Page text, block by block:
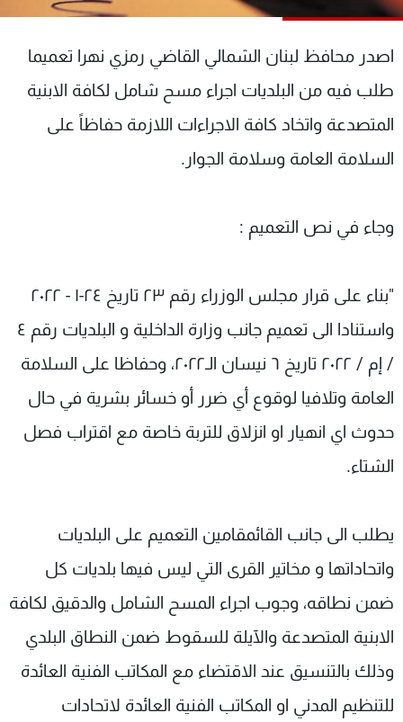
اصدر محافظ لبنان الشمالي القاضي رمزي نهرا تعميما
طلب فيه من البلديات اجراء مسح شامل لكافة الابنية
المتصدعة واتخاد كافة الاجراءات اللازمة حفاظاً على
السلامة العامة وسلامة الجوار.
وجاء في نص التعميم :
"بناء على قرار مجلس الوزراء رقم ۲۳ تاريخ ۲٤-۱ - ۲۰۲۲
واستنادا الى تعميم جانب وزارة الداخلية و البلديات رقم ٤
/ إم / ۲۰۲۲ تاريخ ٦ نيسان الـ۲۰۲۲، وحفاظا على السلامة
العامة وتلافيا لوقوع أي ضرر أو خسائر بشرية في حال
حدوث اي انهيار او انزلاق للتربة خاصة مع اقتراب فصل
الشتاء.
يطلب الى جانب القائمقامين التعميم على البلديات
واتحاداتها و مخاتير القرى التي ليس فيها بلديات كل
ضمن نطاقه، وجوب اجراء المسح الشامل والدقيق لكافة
الابنية المتصدعة والآيلة للسقوط ضمن النطاق البلدي
وذلك بالتنسيق عند الاقتضاء مع المكاتب الفنية العائدة
للتنظيم المدني او المكاتب الفنية العائدة لاتحادات
شاهد البرامج
عن MTV
الإنـتـاج
وظائف
تواصل معنا
شروط الإسـتخدام